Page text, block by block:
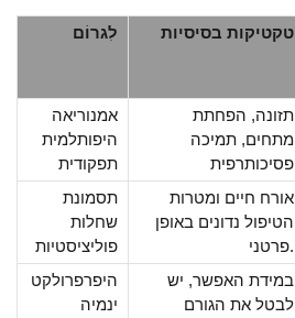
לִגרוֹם טקטיקות בסיסיות
אמנוריאה
היפותלמית
תפקודית
תזונה, הפחתת
מתחים, תמיכה
פסיכותרפית
תסמונת
שחלות
פוליציסטיות
אורח חיים ומטרות
הטיפול נדונים באופן
פרטני.
היפרפרולקט
ינמיה
במידת האפשר, יש
לבטל את הגורם